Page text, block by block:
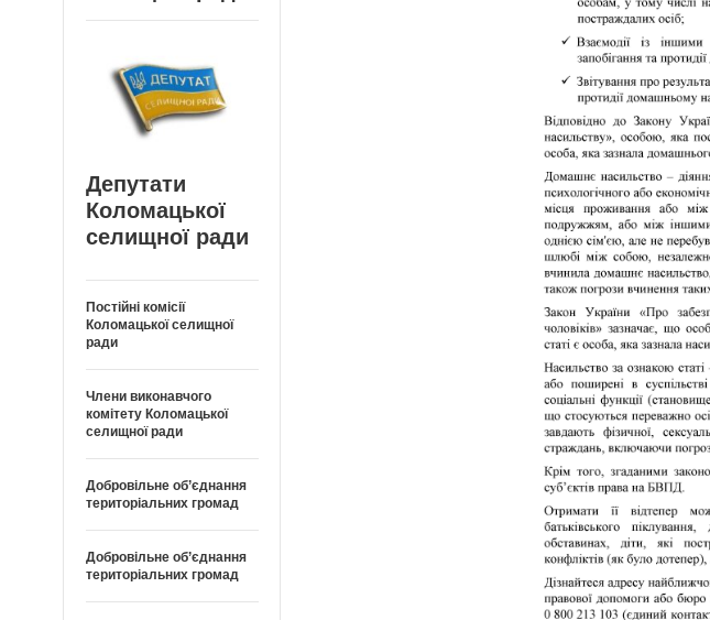
Депутати
Коломацької
селищної ради
Постійні комісії
Коломацької селищної
ради
Члени виконавчого
комітету Коломацької
селищної ради
Добровільне об’єднання
територіальних громад
Добровільне об’єднання
територіальних громад